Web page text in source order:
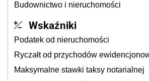
Budownictwo i nieruchomości
Wskaźniki
Podatek od nieruchomości
Ryczałt od przychodów
Maksymalne stawki taksy notarialnej